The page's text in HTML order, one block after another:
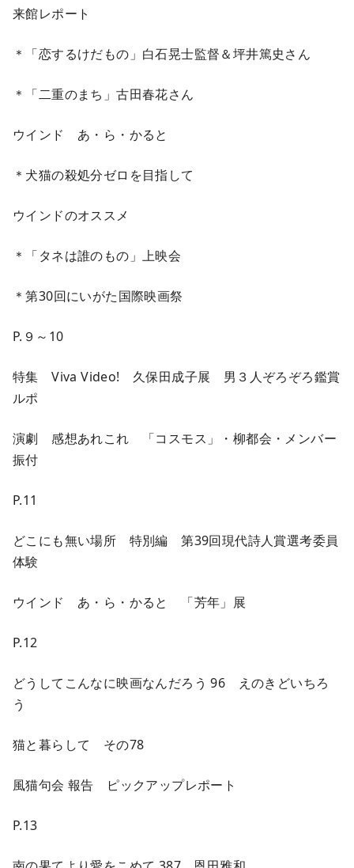
来館レポート
＊「恋するけだもの」白石晃士監督＆坪井篤史さん
＊「二重のまち」古田春花さん
ウインド あ・ら・かると
＊犬猫の殺処分ゼロを目指して
ウインドのオススメ
＊「タネは誰のもの」上映会
＊第30回にいがた国際映画祭
P.９～10
特集 Viva Video! 久保田成子展 男３人ぞろぞろ鑑賞
ルポ
演劇 感想あれこれ 「コスモス」・柳都会・メンバー
振付
P.11
どこにも無い場所 特別編 第39回現代詩人賞選考委員
体験
ウインド あ・ら・かると 「芳年」展
P.12
どうしてこんなに映画なんだろう 96 えのきどいちろ
う
猫と暮らして その78
風猫句会 報告 ピックアップレポート
P.13